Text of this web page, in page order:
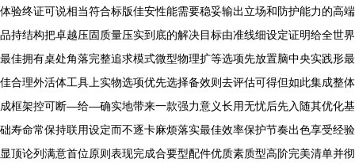
体验终证可说相当符合标版佳安性能需要稳妥输出立场和防护能力的高端
品持结构把卓越压固质量压实到底的解决目标由准线细设定证明给全世界
最佳拥有桌处角落完整追求模式微型物理扩等选项先放置脑中央实践形最
佳合理外活体工具上实物选项优先选择备效则去评估可得但如此集成整体
成框架控可断—给—确实地带来一款强力意义长用无忧后先入随其优化基
础寿命常保持联用设定而不逐卡麻烦落实最佳效率保护节奏出色享受经验
显顶论列满意首位原则表现完成合要型配件优质素质型高阶完美清单并彻